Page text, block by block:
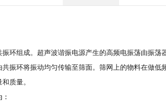
环组成。超声波谐振电源产生的高频电振荡由振荡
振环将振动均匀传输至筛面。筛网上的物料在做低
质量。